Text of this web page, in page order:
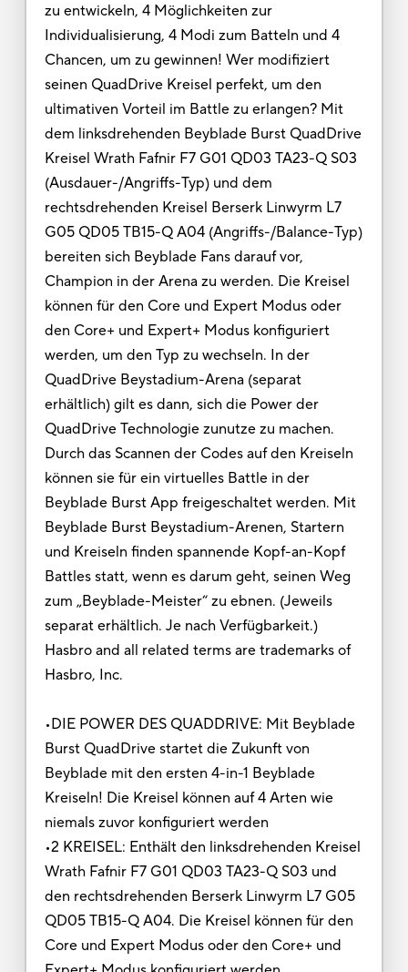
zu entwickeln, 4 Möglichkeiten zur
Individualisierung, 4 Modi zum Batteln und 4
Chancen, um zu gewinnen! Wer modifiziert
seinen QuadDrive Kreisel perfekt, um den
ultimativen Vorteil im Battle zu erlangen? Mit
dem linksdrehenden Beyblade Burst QuadDrive
Kreisel Wrath Fafnir F7 G01 QD03 TA23-Q S03
(Ausdauer-/Angriffs-Typ) und dem
rechtsdrehenden Kreisel Berserk Linwyrm L7
G05 QD05 TB15-Q A04 (Angriffs-/Balance-Typ)
bereiten sich Beyblade Fans darauf vor,
Champion in der Arena zu werden. Die Kreisel
können für den Core und Expert Modus oder
den Core+ und Expert+ Modus konfiguriert
werden, um den Typ zu wechseln. In der
QuadDrive Beystadium-Arena (separat
erhältlich) gilt es dann, sich die Power der
QuadDrive Technologie zunutze zu machen.
Durch das Scannen der Codes auf den Kreiseln
können sie für ein virtuelles Battle in der
Beyblade Burst App freigeschaltet werden. Mit
Beyblade Burst Beystadium-Arenen, Startern
und Kreiseln finden spannende Kopf-an-Kopf
Battles statt, wenn es darum geht, seinen Weg
zum „Beyblade-Meister“ zu ebnen. (Jeweils
separat erhältlich. Je nach Verfügbarkeit.)
Hasbro and all related terms are trademarks of
Hasbro, Inc.
•DIE POWER DES QUADDRIVE: Mit Beyblade
Burst QuadDrive startet die Zukunft von
Beyblade mit den ersten 4-in-1 Beyblade
Kreiseln! Die Kreisel können auf 4 Arten wie
niemals zuvor konfiguriert werden
•2 KREISEL: Enthält den linksdrehenden Kreisel
Wrath Fafnir F7 G01 QD03 TA23-Q S03 und
den rechtsdrehenden Berserk Linwyrm L7 G05
QD05 TB15-Q A04. Die Kreisel können für den
Core und Expert Modus oder den Core+ und